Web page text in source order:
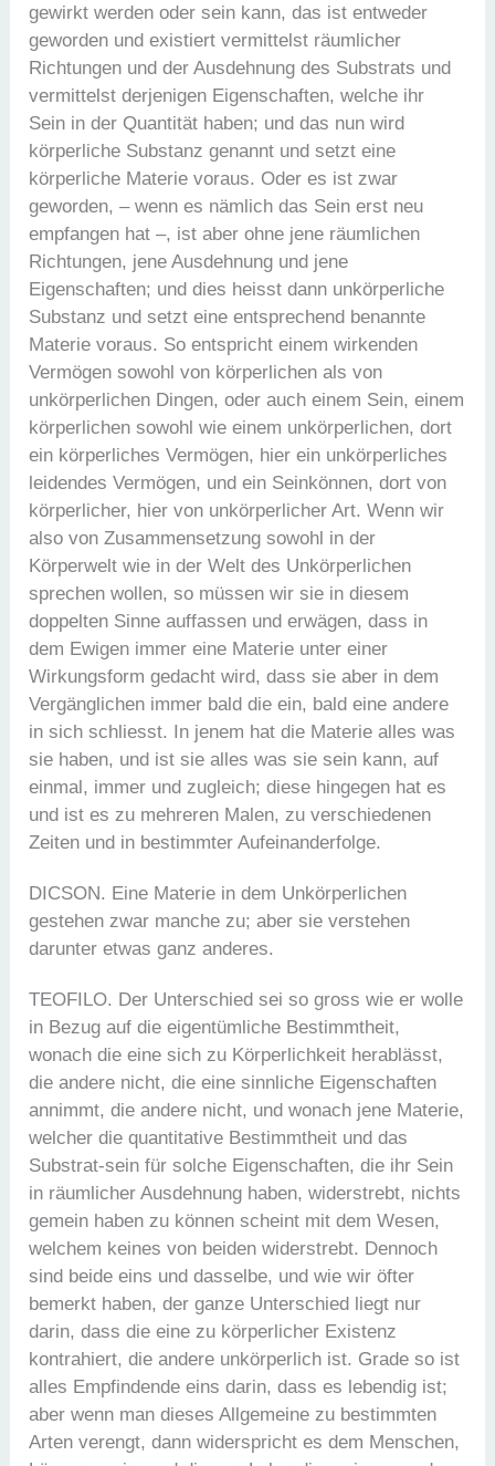
gewirkt werden oder sein kann, das ist entweder
geworden und existiert vermittelst räumlicher
Richtungen und der Ausdehnung des Substrats und
vermittelst derjenigen Eigenschaften, welche ihr
Sein in der Quantität haben; und das nun wird
körperliche Substanz genannt und setzt eine
körperliche Materie voraus. Oder es ist zwar
geworden, – wenn es nämlich das Sein erst neu
empfangen hat –, ist aber ohne jene räumlichen
Richtungen, jene Ausdehnung und jene
Eigenschaften; und dies heisst dann unkörperliche
Substanz und setzt eine entsprechend benannte
Materie voraus. So entspricht einem wirkenden
Vermögen sowohl von körperlichen als von
unkörperlichen Dingen, oder auch einem Sein, einem
körperlichen sowohl wie einem unkörperlichen, dort
ein körperliches Vermögen, hier ein unkörperliches
leidendes Vermögen, und ein Seinkönnen, dort von
körperlicher, hier von unkörperlicher Art. Wenn wir
also von Zusammensetzung sowohl in der
Körperwelt wie in der Welt des Unkörperlichen
sprechen wollen, so müssen wir sie in diesem
doppelten Sinne auffassen und erwägen, dass in
dem Ewigen immer eine Materie unter einer
Wirkungsform gedacht wird, dass sie aber in dem
Vergänglichen immer bald die ein, bald eine andere
in sich schliesst. In jenem hat die Materie alles was
sie haben, und ist sie alles was sie sein kann, auf
einmal, immer und zugleich; diese hingegen hat es
und ist es zu mehreren Malen, zu verschiedenen
Zeiten und in bestimmter Aufeinanderfolge.
DICSON. Eine Materie in dem Unkörperlichen
gestehen zwar manche zu; aber sie verstehen
darunter etwas ganz anderes.
TEOFILO. Der Unterschied sei so gross wie er wolle
in Bezug auf die eigentümliche Bestimmtheit,
wonach die eine sich zu Körperlichkeit herablässt,
die andere nicht, die eine sinnliche Eigenschaften
annimmt, die andere nicht, und wonach jene Materie,
welcher die quantitative Bestimmtheit und das
Substrat-sein für solche Eigenschaften, die ihr Sein
in räumlicher Ausdehnung haben, widerstrebt, nichts
gemein haben zu können scheint mit dem Wesen,
welchem keines von beiden widerstrebt. Dennoch
sind beide eins und dasselbe, und wie wir öfter
bemerkt haben, der ganze Unterschied liegt nur
darin, dass die eine zu körperlicher Existenz
kontrahiert, die andere unkörperlich ist. Grade so ist
alles Empfindende eins darin, dass es lebendig ist;
aber wenn man dieses Allgemeine zu bestimmten
Arten verengt, dann widerspricht es dem Menschen,